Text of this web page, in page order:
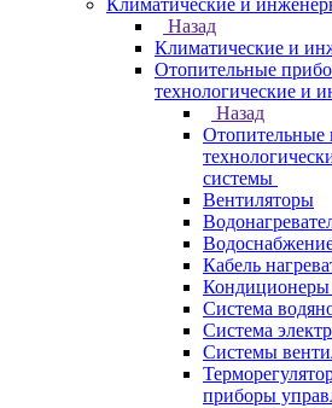
Климатические и
Назад
Климатические и
Отопительные
технологические и
Назад
Отопительные
системы
Вентиляторы
Кабель
Кондиционеры
Система
Система
Системы
приборы